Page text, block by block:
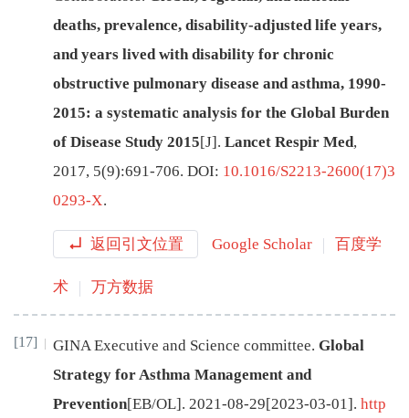
deaths, prevalence, disability-adjusted life years,
and years lived with disability for chronic
obstructive pulmonary disease and asthma, 1990-
2015: a systematic analysis for the Global Burden
of Disease Study 2015[J]. Lancet Respir Med,
2017, 5(9):691-706. DOI: 10.1016/S2213-2600(17)3
0293-X.
返回引文位置 Google Scholar 百度学
术 万方数据
[17] GINA Executive and Science committee. Global
Strategy for Asthma Management and
Prevention[EB/OL] . 2021-08-29[2023-03-01] . http